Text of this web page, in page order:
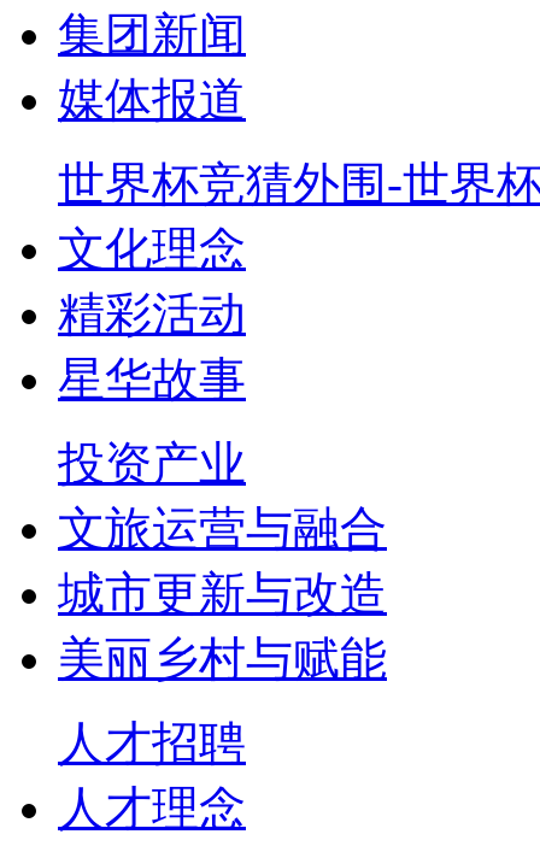
集团新闻
媒体报道
世界杯竞猜外围-世界
文化理念
精彩活动
星华故事
投资产业
文旅运营与融合
城市更新与改造
美丽乡村与赋能
人才招聘
人才理念